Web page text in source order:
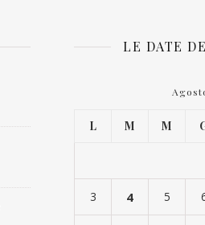
LE DATE
L M M
3 4 5